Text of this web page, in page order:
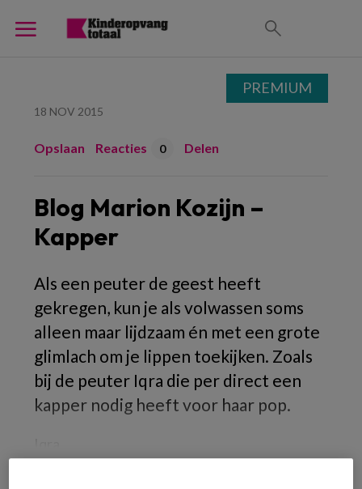
18 NOV 2015
Opslaan Reacties 0 Delen
Blog Marion Kozijn –
Kapper
Als een peuter de geest heeft
gekregen, kun je als volwassen soms
alleen maar lijdzaam én met een grote
glimlach om je lippen toekijken. Zoals
bij de peuter Iqra die per direct een
kapper nodig heeft voor haar pop.
PREMIUM